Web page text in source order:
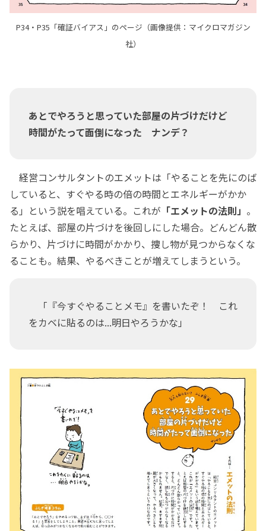
P34・P35「確証バイアス」のページ（画像提供：マイクロマガジン
社）
あとでやろうと思っていた部屋の片づけだけど
時間がたって面倒になった ナンデ？
経営コンサルタントのエメットは「やることを先にのば
していると、すぐやる時の倍の時間とエネルギーがかか
る」という説を唱えている。これが 「エメットの法則」 。
たとえば、部屋の片づけを後回しにした場合。どんどん散
らかり、片づけに時間がかかり、捜し物が見つからなくな
ることも。結果、やるべきことが増えてしまうという。
「『今すぐやることメモ』を書いたぞ！ これ
をカベに貼るのは...明日やろうかな」